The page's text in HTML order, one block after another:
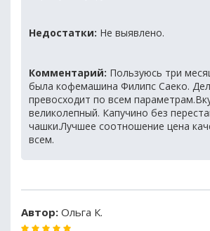
Недостатки: Не выявлено.
Комментарий: Пользуюсь три
была кофемашина Филипс Саеко.
превосходит по всем
великолепный. Капучино без
чашки.Лучшее соотношение цена
всем.
Автор: Ольга К.